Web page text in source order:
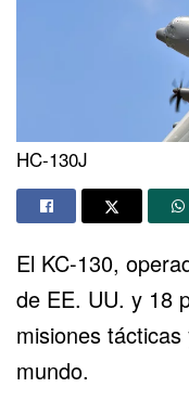
HC-130J
El KC-130,
de EE. UU. y 18
misiones
mundo.